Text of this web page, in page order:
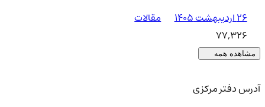
۲۶ اردیبهشت ۱۴۰۵
مقالات
77,326
مشاهده همه
آدرس دفتر مرکزی